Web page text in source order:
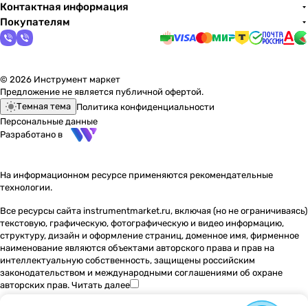
Контактная информация
Покупателям
© 2026 Инструмент маркет
Предложение не является публичной офертой.
Темная тема Политика конфиденциальности
Персональные данные
Разработано в
На информационном ресурсе применяются рекомендательные
технологии.
Все ресурсы сайта instrumentmarket.ru, включая (но не ограничиваясь)
текстовую, графическую, фотографическую и видео информацию,
структуру, дизайн и оформление страниц, доменное имя, фирменное
наименование являются объектами авторского права и прав на
интеллектуальную собственность, защищены российским
законодательством и международными соглашениями об охране
авторских прав. Читать далее